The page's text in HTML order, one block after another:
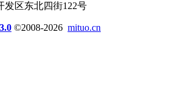
发区东北四街122号
©2008-2026 mituo.cn